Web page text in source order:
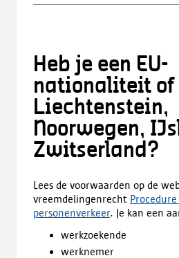
Heb je een EU-
nationaliteit of
Liechtenstein,
Noorwegen,
Zwitserland?
Lees de voorwaarden op de
vreemdelingenrecht
personenverkeer. Je kan een
werkzoekende
werknemer